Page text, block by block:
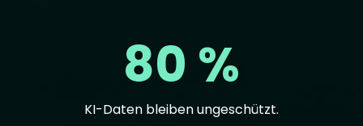
80 %
KI-Daten bleiben ungeschützt.